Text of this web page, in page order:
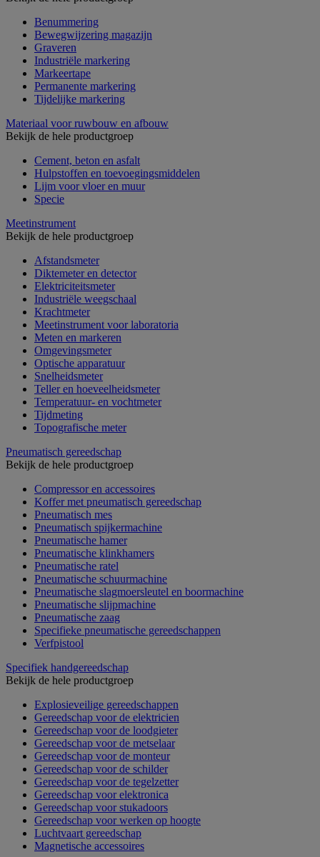
Benummering
Bewegwijzering magazijn
Graveren
Industriële markering
Markeertape
Permanente markering
Tijdelijke markering
Materiaal voor ruwbouw en afbouw
Bekijk de hele productgroep
Cement, beton en asfalt
Hulpstoffen en toevoegingsmiddelen
Lijm voor vloer en muur
Specie
Meetinstrument
Bekijk de hele productgroep
Afstandsmeter
Diktemeter en detector
Elektriciteitsmeter
Industriële weegschaal
Krachtmeter
Meetinstrument voor laboratoria
Meten en markeren
Omgevingsmeter
Optische apparatuur
Snelheidsmeter
Teller en hoeveelheidsmeter
Temperatuur- en vochtmeter
Tijdmeting
Topografische meter
Pneumatisch gereedschap
Bekijk de hele productgroep
Compressor en accessoires
Koffer met pneumatisch gereedschap
Pneumatisch mes
Pneumatisch spijkermachine
Pneumatische hamer
Pneumatische klinkhamers
Pneumatische ratel
Pneumatische schuurmachine
Pneumatische slagmoersleutel en boormachine
Pneumatische slijpmachine
Pneumatische zaag
Specifieke pneumatische gereedschappen
Verfpistool
Specifiek handgereedschap
Bekijk de hele productgroep
Explosieveilige gereedschappen
Gereedschap voor de elektricien
Gereedschap voor de loodgieter
Gereedschap voor de metselaar
Gereedschap voor de monteur
Gereedschap voor de schilder
Gereedschap voor de tegelzetter
Gereedschap voor elektronica
Gereedschap voor stukadoors
Gereedschap voor werken op hoogte
Luchtvaart gereedschap
Magnetische accessoires